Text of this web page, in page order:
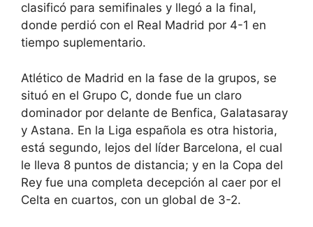
clasificó para semifinales y llegó a la final,
donde perdió con el Real Madrid por 4-1 en
tiempo suplementario.
Atlético de Madrid en la fase de la grupos, se
situó en el Grupo C, donde fue un claro
dominador por delante de Benfica, Galatasaray
y Astana. En la Liga española es otra historia,
está segundo, lejos del líder Barcelona, el cual
le lleva 8 puntos de distancia; y en la Copa del
Rey fue una completa decepción al caer por el
Celta en cuartos, con un global de 3-2.